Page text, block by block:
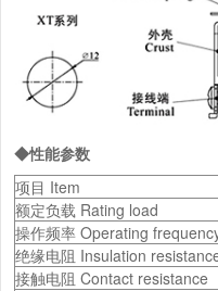
◆性能参数
项目 Item
额定负载 Rating load
操作频率 Operating
绝缘电阻 Insulation
接触电阻 Contact resistance